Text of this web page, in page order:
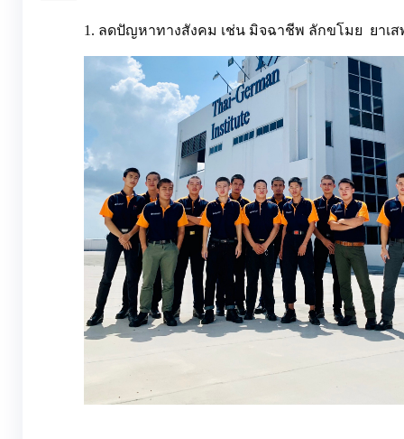
1. ลดปัญหาทางสังคม เช่น มิจฉาชีพ ลักขโมย ยาเ